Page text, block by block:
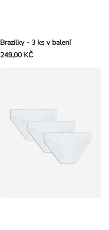
Brazilky - 3 ks v balení
249,00 KČ